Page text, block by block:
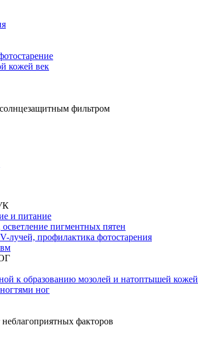
кожей век
фильтром
и питание
пигментных пятен
лучей, профилактика фотостарения
к образованию мозолей и натоптышей кожей
ног
факторов